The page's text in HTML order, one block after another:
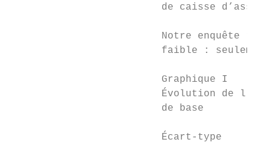
de caisse
Notre enquête
faible :
                         Graphique I
Évolution de
                         de base
                         Écart-type